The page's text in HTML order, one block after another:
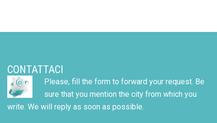
CONTATTACI
Please, fill the form to forward your request. Be
sure that you mention the city from which you
write. We will reply as soon as possible.